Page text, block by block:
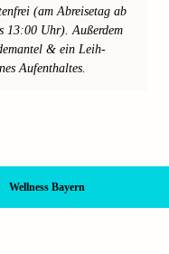
(am Abreisetag ab
13:00 Uhr). Außerdem
& ein Leih-
Aufenthaltes.
Wellness Bayern